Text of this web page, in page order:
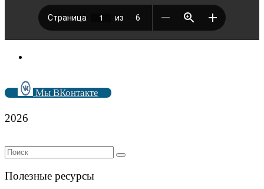
Мы ВКонтакте
2026
Полезные ресурсы